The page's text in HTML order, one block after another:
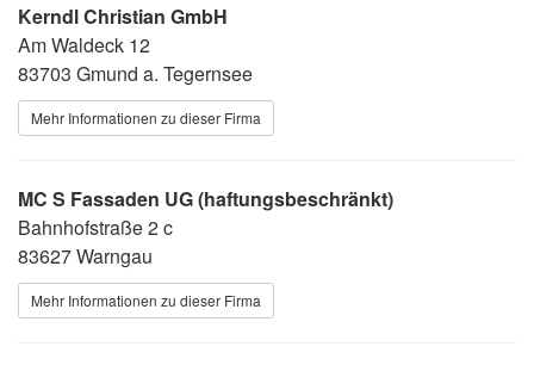
Kerndl Christian GmbH
Am Waldeck 12
83703 Gmund a. Tegernsee
Mehr Informationen zu dieser Firma
MC S Fassaden UG (haftungsbeschränkt)
Bahnhofstraße 2 c
83627 Warngau
Mehr Informationen zu dieser Firma